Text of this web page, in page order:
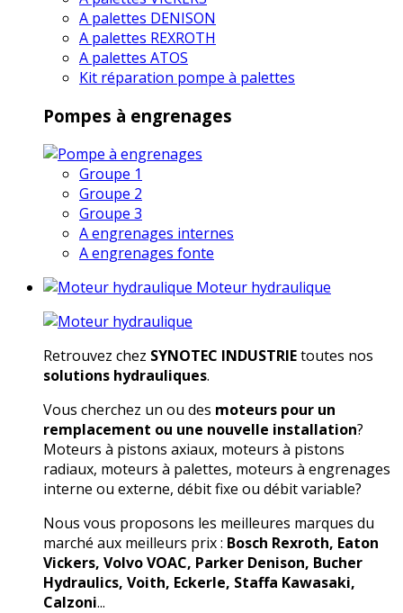
A palettes DENISON
A palettes REXROTH
A palettes ATOS
Kit réparation pompe à palettes
Pompes à engrenages
Groupe 1
Groupe 2
Groupe 3
A engrenages internes
A engrenages fonte
Moteur hydraulique
Retrouvez chez SYNOTEC INDUSTRIEtoutes nos
solutions hydrauliques.
Vous cherchez un ou des moteurs pour un
remplacement ou une nouvelle installation?
Moteurs à pistons axiaux, moteurs à pistons
radiaux, moteurs à palettes, moteurs à engrenages
interne ou externe, débit fixe ou débit variable?
Nous vous proposons les meilleures marques du
marché aux meilleurs prix : Bosch Rexroth, Eaton
Vickers, Volvo VOAC, Parker Denison, Bucher
Hydraulics, Voith, Eckerle, Staffa Kawasaki,
Calzoni...